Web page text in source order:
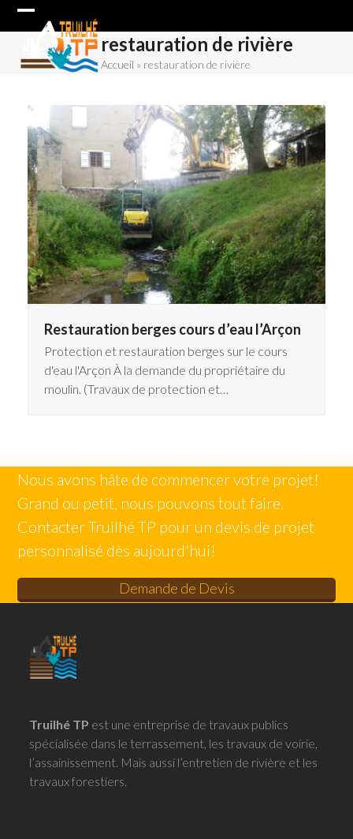
Skip
Open
mobile
Close
mobile
restauration de rivière
Accueil » restauration de rivière
Restauration berges cours d’eau l’Arçon
Protection et restauration berges sur le cours
d'eau l'Arçon À la demande du propriétaire du
moulin. (Travaux de protection et…
Nous avons hâte de commencer votre projet!
Grand ou petit, nous pouvons tout faire.
Contacter Truilhé TP pour un devis de projet
personnalisé dès aujourd'hui!
Demande de Devis
Truilhé TP est une entreprise de travaux publics
spécialisée dans le terrassement, les travaux de voirie,
l’assainissement. Mais aussi l’entretien de rivière et les
travaux forestiers.